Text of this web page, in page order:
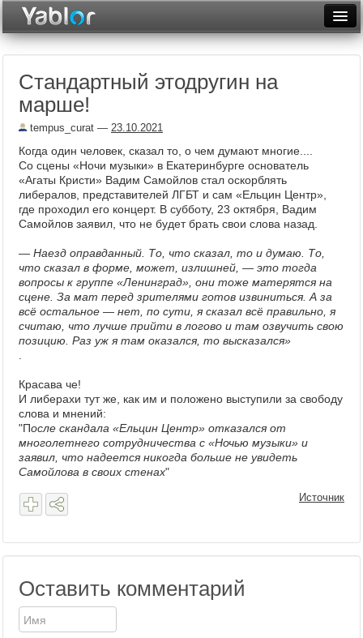
Неделя
Архив
Фототоп
Стандартный этодругин на
марше!
tempus_curat — 23.10.2021
Когда один человек, сказал то, о чем думают многие....
Со сцены «Ночи музыки» в Екатеринбурге основатель
«Агаты Кристи» Вадим Самойлов стал оскорблять
либералов, представителей ЛГБТ и сам «Ельцин Центр»,
где проходил его концерт. В субботу, 23 октября, Вадим
Самойлов заявил, что не будет брать свои слова назад.
— Наезд оправданный. То, что сказал, то и думаю. То,
что сказал в форме, может, излишней, — это тогда
вопросы к группе «Ленинград», они тоже матерятся на
сцене. За мат перед зрителями готов извиниться. А за
всё остальное — нет, по сути, я сказал всё правильно, я
считаю, что лучше прийти в логово и там озвучить свою
позицию. Раз уж я там оказался, то высказался»
Красава че!
И либерахи тут же, как им и положено выступили за свободу
слова и мнений:
"После скандала «Ельцин Центр» отказался от
многолетнего сотрудничества с «Ночью музыки» и
заявил, что надеется никогда больше не увидеть
Самойлова в своих стенах"
Источник
Оставить комментарий